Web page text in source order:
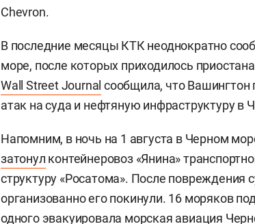
Chevron.
В последние месяцы КТК неоднократно
море, после которых приходилось
Wall Street Journal сообщила, что Вашингтон
атак на суда и нефтяную инфраструктуру в
Напомним, в ночь на 1 августа в Черном
затонул контейнеровоз «Янина»
структуру «Росатома». После повреждения
организованно его покинули. 16 моряков
одного эвакуировала морская авиация